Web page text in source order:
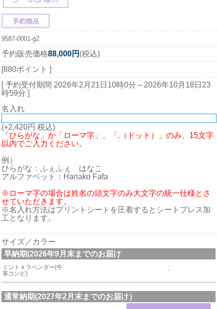
9587-0001-g2
予約販売価格88,000円 (税込)
[880ポイント ]
[ 予約受付期間 2026年2月21日10時0分 ～ 2026年10月18日23
時59分 ]
名入れ
(+2,420円 税込)
「ひらがな」か「ローマ字」、「.（ドット）」のみ、15文字
以内でご入力ください。
例）
ひらがな：ふぇふぇ はなこ
アルファベット：Hanako Fafa
※ローマ字の場合は姓名の頭文字のみ大文字の統一仕様とさ
せていただきます。
※名入れ方法はプリントシートを圧着するとシートプレス加
工となります。
サイズ／カラー
早納期(2026年9月末までのお届け
ミント x ラベンダー(牛
革コンビ)
-
通常納期(2027年2月末までのお届け）